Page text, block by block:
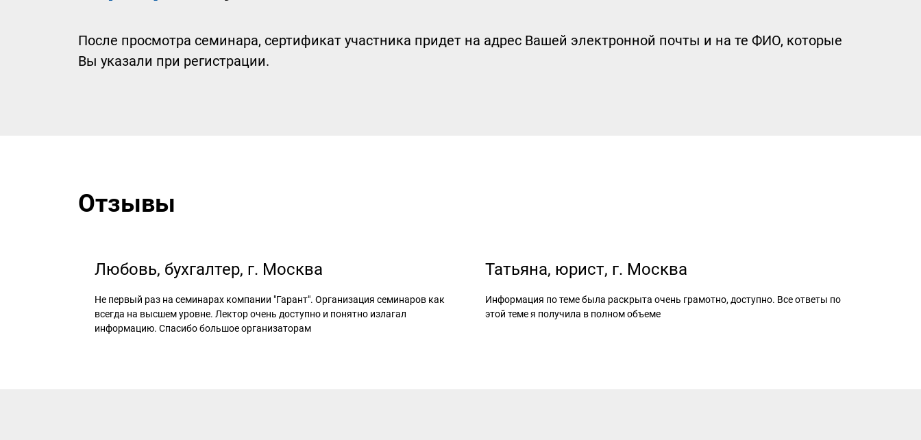
После просмотра семинара, сертификат участника придет на адрес Вашей электронной почты и на те ФИО, которые
Вы указали при регистрации.
Отзывы
Любовь, бухгалтер, г. Москва
Не первый раз на семинарах компании "Гарант". Организация семинаров как
всегда на высшем уровне. Лектор очень доступно и понятно излагал
информацию. Спасибо большое организаторам
Татьяна, юрист, г. Москва
Информация по теме была раскрыта очень грамотно, доступно. Все ответы по
этой теме я получила в полном объеме